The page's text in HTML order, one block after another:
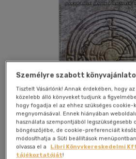
Kívánságlistához adom
Személyre szabott
Tisztelt Vásárlónk! Annak érdekében, hogy
közelebb álló könyveket tudjunk a
hogy fogadja el az ehhez szükséges cookie-
megnyomásával. Ennek hiányában
használata szempontjából
böngészőjébe, de cookie-preferenciáit
módosíthatja a Süti beállítások
olvassa el a
Libri Könyvkereskedelmi
tájékoztatóját!